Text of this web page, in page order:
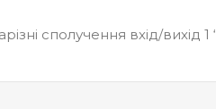
сполучення вхід/вихід 1